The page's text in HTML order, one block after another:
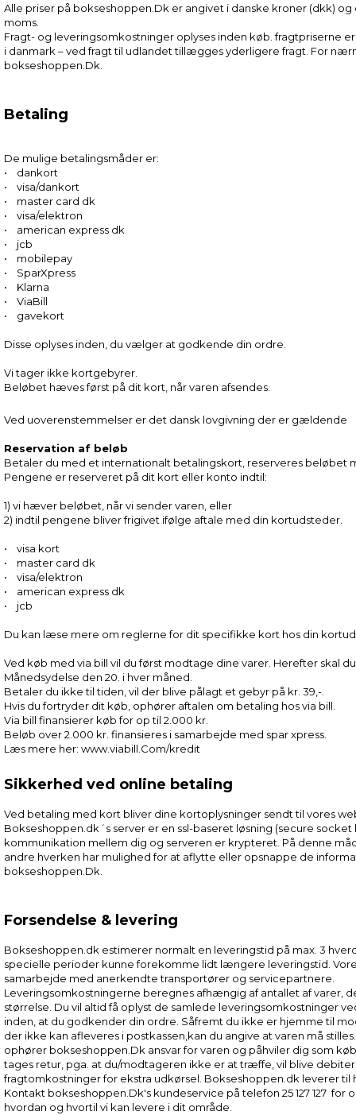
Alle priser på bokseshoppen.Dk er angivet i danske kroner (dkk) og
moms.
Fragt- og leveringsomkostninger oplyses inden køb. fragtpriserne
i danmark – ved fragt til udlandet tillægges yderligere fragt. For
bokseshoppen.Dk.
Betaling
De mulige betalingsmåder er:
• dankort
• visa/dankort
• master card dk
• visa/elektron
• american express dk
• jcb
• mobilepay
• SparXpress
• Klarna
• ViaBill
• gavekort
Disse oplyses inden, du vælger at godkende din ordre.
Vi tager ikke kortgebyrer.
Beløbet hæves først på dit kort, når varen afsendes.
Ved uoverenstemmelser er det dansk lovgivning der er gældende
Reservation af beløb
Betaler du med et internationalt betalingskort, reserveres beløbet
Pengene er reserveret på dit kort eller konto indtil:
1) vi hæver beløbet, når vi sender varen, eller
2) indtil pengene bliver frigivet ifølge aftale med din kortudsteder.
• visa kort
• master card dk
• visa/elektron
• american express dk
• jcb
Du kan læse mere om reglerne for dit specifikke kort hos din
Ved køb med via bill vil du først modtage dine varer. Herefter skal
Månedsydelse den 20. i hver måned.
Betaler du ikke til tiden, vil der blive pålagt et gebyr på kr. 39,-.
Hvis du fortryder dit køb, ophører aftalen om betaling hos via bill.
Via bill finansierer køb for op til 2.000 kr.
Beløb over 2.000 kr. finansieres i samarbejde med spar xpress.
Læs mere her: www.viabill.Com/kredit
Sikkerhed ved online betaling
Ved betaling med kort bliver dine kortoplysninger sendt til vores
Bokseshoppen.dk´s server er en ssl-baseret løsning (secure socket
kommunikation mellem dig og serveren er krypteret. På denne
andre hverken har mulighed for at aflytte eller opsnappe de
bokseshoppen.Dk.
Forsendelse & levering
Bokseshoppen.dk estimerer normalt en leveringstid på max. 3
specielle perioder kunne forekomme lidt længere leveringstid.
samarbejde med anerkendte transportører og servicepartnere.
Leveringsomkostningerne beregnes afhængig af antallet af varer,
størrelse. Du vil altid få oplyst de samlede leveringsomkostninger
inden, at du godkender din ordre. Såfremt du ikke er hjemme til
der ikke kan afleveres i postkassen,kan du angive at varen må
ophører bokseshoppen.Dk ansvar for varen og påhviler dig som
tages retur, pga. at du/modtageren ikke er at træffe, vil blive
fragtomkostninger for ekstra udkørsel. Bokseshoppen.dk leverer til
Kontakt bokseshoppen.Dk's kundeservice på telefon 25 127 127 for
hvordan og hvortil vi kan levere i dit område.